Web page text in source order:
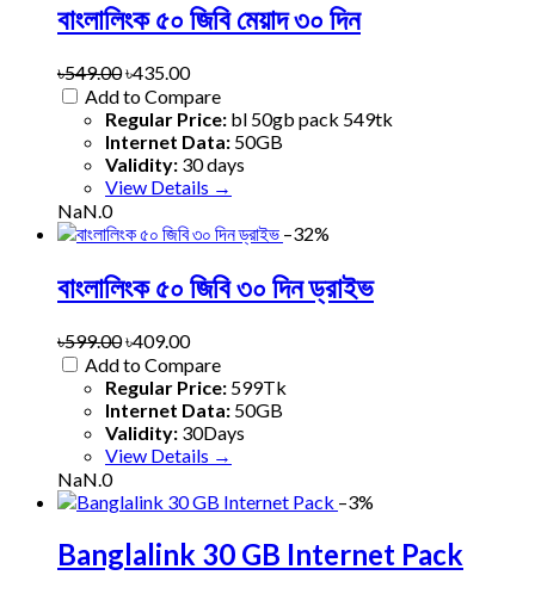
বাংলালিংক ৫০ জিবি মেয়াদ ৩০ দিন
৳549.00৳435.00
Add to Compare
Regular Price: bl 50gb pack 549tk
Internet Data: 50GB
Validity: 30 days
View Details →
NaN.0
–32%
বাংলালিংক ৫০ জিবি ৩০ দিন ড্রাইভ
৳599.00৳409.00
Add to Compare
Regular Price: 599Tk
Internet Data: 50GB
Validity: 30Days
View Details →
NaN.0
–3%
Banglalink 30 GB Internet Pack